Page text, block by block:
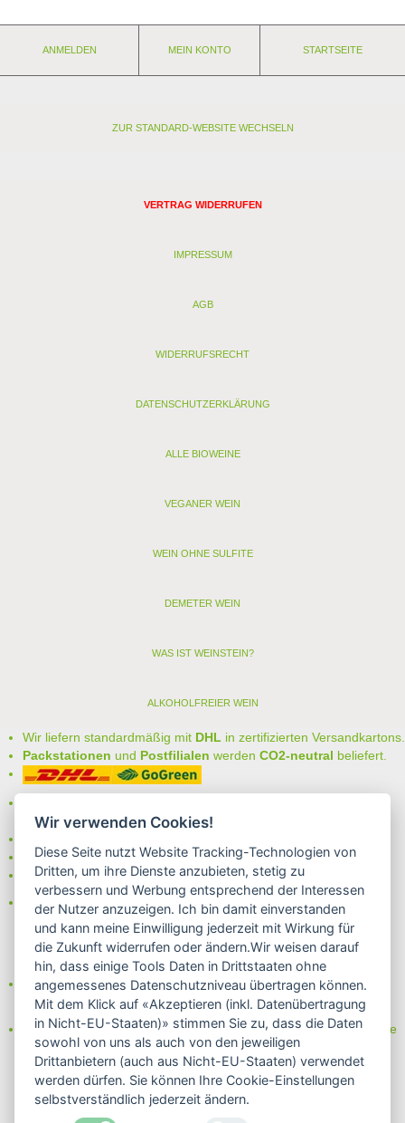
Eigenschaften:
Anbaugebiet: Valle de Colchagua
Lagerfähigkeit: 2 - 3 Jahre
ANMELDEN MEIN KONTO STARTSEITE
ZUR STANDARD-WEBSITE WECHSELN
VERTRAG WIDERRUFEN
IMPRESSUM
AGB
WIDERRUFSRECHT
DATENSCHUTZERKLÄRUNG
ALLE BIOWEINE
VEGANER WEIN
WEIN OHNE SULFITE
DEMETER WEIN
WAS IST WEINSTEIN?
ALKOHOLFREIER WEIN
Wir liefern standardmäßig mit DHL in zertifizierten Versandkartons.
Packstationen und Postfilialen werden CO2-neutral beliefert.
auswählen:
- Rechnung
- Lastschrift/Bankeinzug
Das Internetsiegel "GEPRÜFTER SHOP – Sicher einkaufen":
Partner von:
Wine in Moderation - bewußt genießen
Erfahren Sie mehr über Biowein in unserem Blog oder Folgen Sie
uns!
Blog
Facebook
Instagram
Wir verwenden Cookies!
Diese Seite nutzt Website Tracking-Technologien von
Dritten, um ihre Dienste anzubieten, stetig zu
verbessern und Werbung entsprechend der Interessen
der Nutzer anzuzeigen. Ich bin damit einverstanden
und kann meine Einwilligung jederzeit mit Wirkung für
die Zukunft widerrufen oder ändern.Wir weisen darauf
hin, dass einige Tools Daten in Drittstaaten ohne
angemessenes Datenschutzniveau übertragen können.
Mit dem Klick auf «Akzeptieren (inkl. Datenübertragung
in Nicht-EU-Staaten)» stimmen Sie zu, dass die Daten
sowohl von uns als auch von den jeweiligen
Drittanbietern (auch aus Nicht-EU-Staaten) verwendet
werden dürfen. Sie können Ihre Cookie-Einstellungen
selbstverständlich jederzeit ändern.